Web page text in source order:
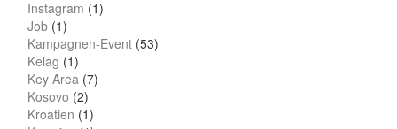
Instagram (1)
Job (1)
Kampagnen-Event (53)
Kelag (1)
Key Area (7)
Kosovo (2)
Kroatien (1)